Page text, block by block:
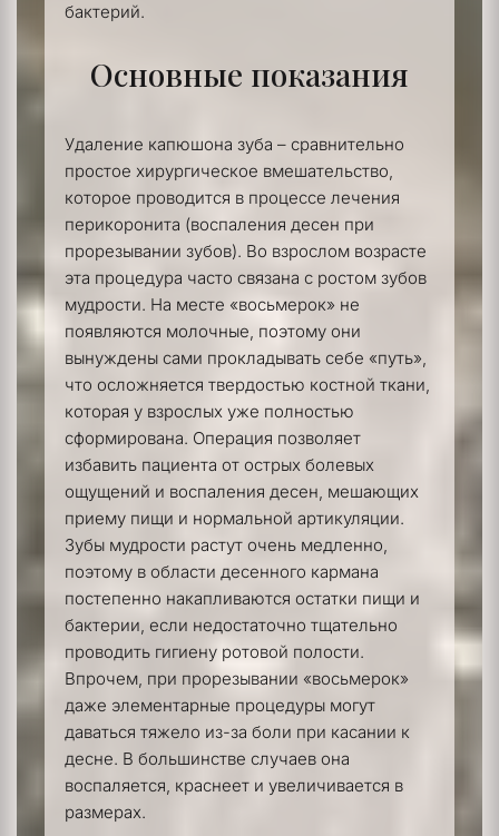
бактерий.
Основные показания
Удаление капюшона зуба – сравнительно
простое хирургическое вмешательство,
которое проводится в процессе лечения
перикоронита (воспаления десен при
прорезывании зубов). Во взрослом возрасте
эта процедура часто связана с ростом зубов
мудрости. На месте «восьмерок» не
появляются молочные, поэтому они
вынуждены сами прокладывать себе «путь»,
что осложняется твердостью костной ткани,
которая у взрослых уже полностью
сформирована. Операция позволяет
избавить пациента от острых болевых
ощущений и воспаления десен, мешающих
приему пищи и нормальной артикуляции.
Зубы мудрости растут очень медленно,
поэтому в области десенного кармана
постепенно накапливаются остатки пищи и
бактерии, если недостаточно тщательно
проводить гигиену ротовой полости.
Впрочем, при прорезывании «восьмерок»
даже элементарные процедуры могут
даваться тяжело из-за боли при касании к
десне. В большинстве случаев она
воспаляется, краснеет и увеличивается в
размерах.